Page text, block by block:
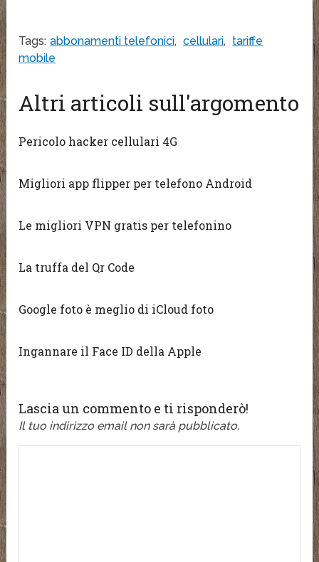
Tags: abbonamenti telefonici, cellulari, tariffe
mobile
Altri articoli sull'argomento
Pericolo hacker cellulari 4G
Migliori app flipper per telefono Android
Le migliori VPN gratis per telefonino
La truffa del Qr Code
Google foto è meglio di iCloud foto
Ingannare il Face ID della Apple
Lascia un commento e ti risponderò!
Il tuo indirizzo email non sarà pubblicato.